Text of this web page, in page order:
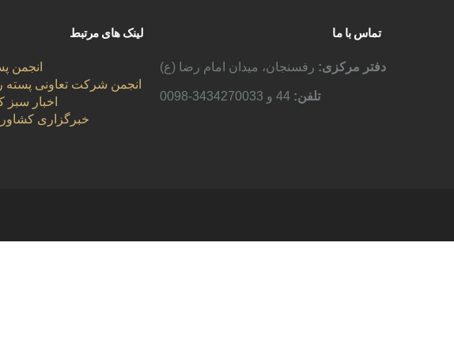
لینک های مرتبط
انجمن
انجمن شرکت تعاونی پسته
اخبار
خبرگزاری
تماس با ما
دفتر مرکزی: رفسنجان، میدان امام رضا (ع)
تلفن: